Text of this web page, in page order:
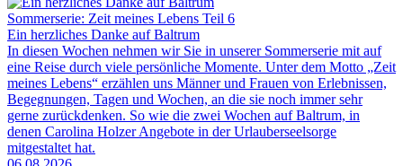
Sommerserie: Zeit meines Lebens Teil 6
Ein herzliches Danke auf Baltrum
In diesen Wochen nehmen wir Sie in unserer Sommerserie mit auf
eine Reise durch viele persönliche Momente. Unter dem Motto „Zeit
meines Lebens“ erzählen uns Männer und Frauen von Erlebnissen,
Begegnungen, Tagen und Wochen, an die sie noch immer sehr
gerne zurückdenken. So wie die zwei Wochen auf Baltrum, in
denen Carolina Holzer Angebote in der Urlauberseelsorge
mitgestaltet hat.